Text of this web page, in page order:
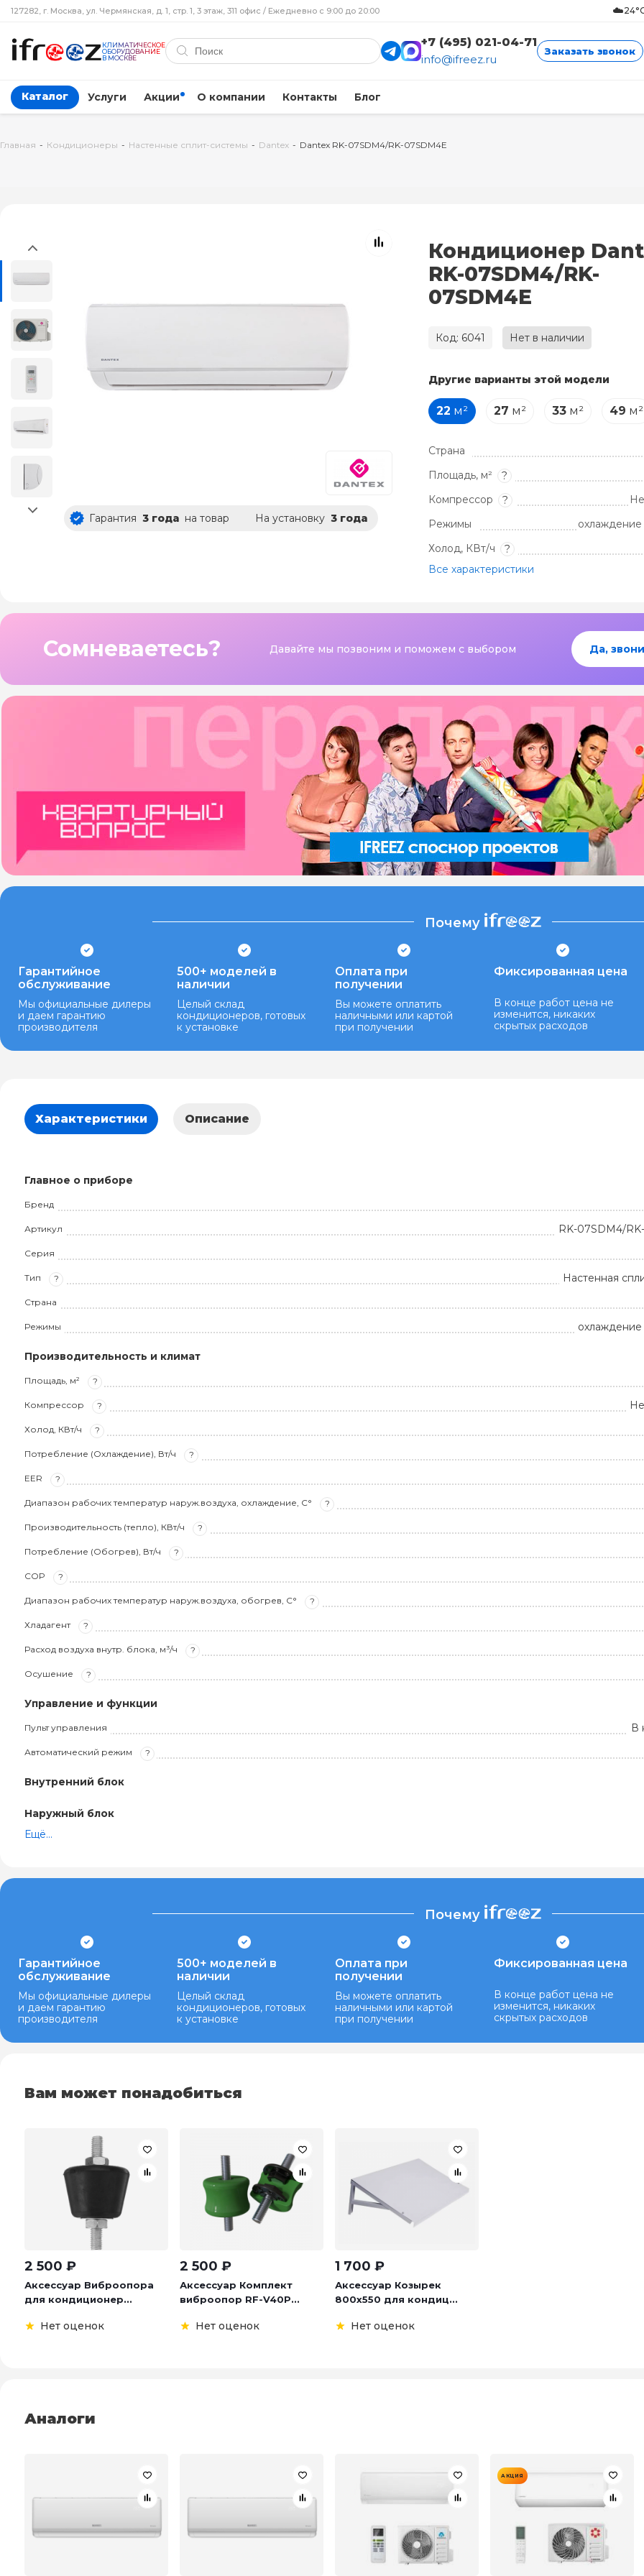
127282, г. Москва, ул. Чермянская, д. 1, стр. 1, 3 этаж, 311 офис / Ежедневно с 9:00 до 20:00 ☁️
КЛИМАТИЧЕСКОЕ
ОБОРУДОВАНИЕ
В МОСКВЕ
+7 (495) 021-04-71
info@ifreez.ru
Заказать звонок
Каталог Услуги Акции О компании Контакты Блог
Главная - Кондиционеры - Настенные сплит-системы - Dantex - Dantex RK-07SDM4/RK-07SDM4E
Гарантия 3 года на товар На установку 3 года
Кондиционер
RK-07SDM4/RK-
07SDM4E
Код: 6041 Нет в наличии
Другие варианты этой модели
22 м² 27 м² 33м² 49 м²
Страна
Площадь, м²
?
Компрессор
?
Режимы
Холод, КВт/ч
?
Все характеристики
Сомневаетесь? Давайте мы позвоним и поможем с выбором Да,
Почему
Гарантийное
обслуживание
Мы официальные дилеры
и даем гарантию
производителя
500+ моделей в
наличии
Целый склад
кондиционеров, готовых
к установке
Оплата при
получении
Вы можете оплатить
наличными или картой
при получении
Фиксированная цена
В конце работ цена не
изменится, никаких
скрытых расходов
Характеристики Описание
Главное о приборе
Бренд
Артикул RK-07SDM4/
Серия
Тип ? Настенная
Страна
Режимы
Производительность и климат
Площадь, м² ?
Компрессор ?
Холод, КВт/ч ?
Потребление (Охлаждение), Вт/ч ?
EER ?
Диапазон рабочих температур наруж.воздуха, охлаждение, С° ?
Производительность (тепло), КВт/ч ?
Потребление (Обогрев), Вт/ч ?
COP ?
Диапазон рабочих температур наруж.воздуха, обогрев, С° ?
Хладагент ?
Расход воздуха внутр. блока, м³/ч ?
Осушение ?
Управление и функции
Пульт управления В
Автоматический режим ?
Внутренний блок
Наружный блок
Ещё...
Почему
Гарантийное
обслуживание
Мы официальные дилеры
и даем гарантию
производителя
500+ моделей в
наличии
Целый склад
кондиционеров, готовых
к установке
Оплата при
получении
Вы можете оплатить
наличными или картой
при получении
Фиксированная цена
В конце работ цена не
изменится, никаких
скрытых расходов
Вам может понадобиться
2 500 ₽
Аксессуар Виброопора
для кондиционер...
Нет оценок
2 500 ₽
Аксессуар Комплект
виброопор RF-V40P...
Нет оценок
1 700 ₽
Аксессуар Козырек
800х550 для кондиц...
Нет оценок
Аналоги
АКЦИЯ